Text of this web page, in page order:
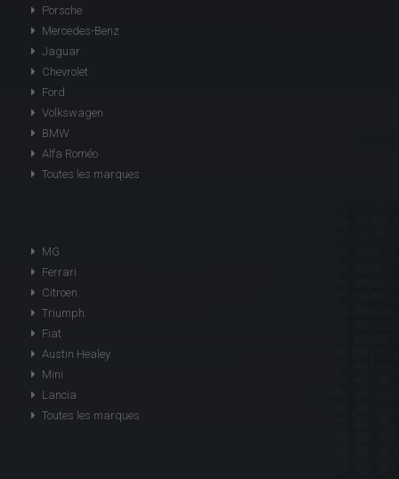
Porsche
Mercedes-Benz
Jaguar
Chevrolet
Ford
Volkswagen
BMW
Alfa Roméo
Toutes les marques
MG
Ferrari
Citroen
Triumph
Fiat
Austin Healey
Mini
Lancia
Toutes les marques